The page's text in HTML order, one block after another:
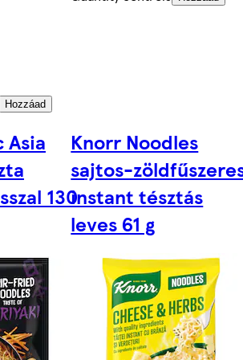
Hozzáad
Asia
130
Knorr Noodles
sajtos-
instant tésztás
leves 61 g